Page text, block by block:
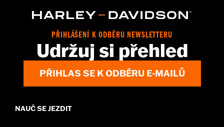
PŘIHLÁŠENÍ K ODBĚRU NEWSLETTERU
Udržuj si přehled
PŘIHLAS SE K ODBĚRU E-MAILŮ
NAUČ SE JEZDIT